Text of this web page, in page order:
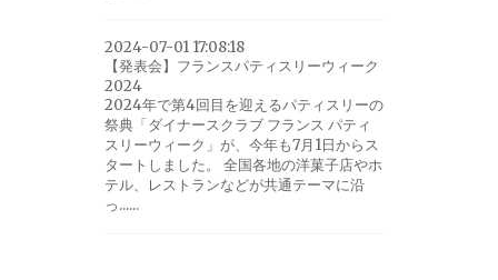
2024-07-01 17:08:18
【発表会】フランスパティスリーウィーク
2024
2024年で第4回目を迎えるパティスリーの
祭典「ダイナースクラブ フランス パティ
スリーウィーク」が、今年も7月1日からス
タートしました。 全国各地の洋菓子店やホ
テル、レストランなどが共通テーマに沿
っ......